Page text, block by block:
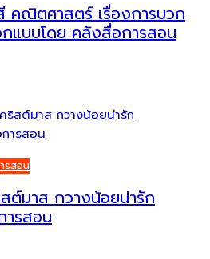
คณิตศาสตร์ เรื่องการบวก
แบบโดย คลังสื่อการสอน
รสอน
มาส กวางน้อยน่ารัก
รสอน